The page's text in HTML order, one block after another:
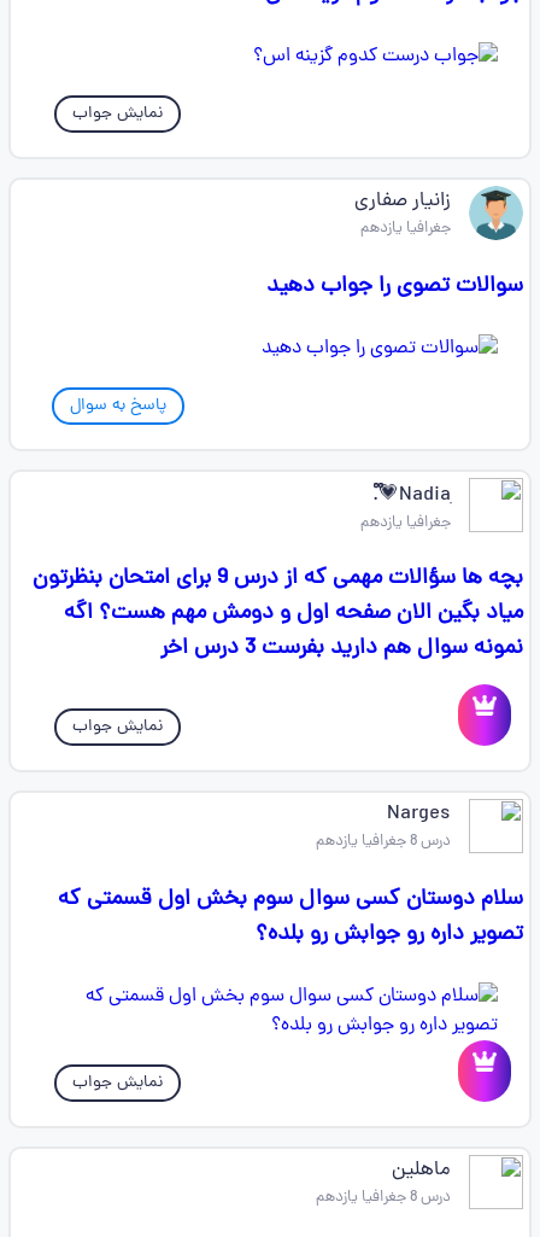
نمایش جواب
زانیار صفاری
جغرافیا یازدهم
سوالات تصوی را جواب دهید
پاسخ به سوال
Nadiaִ💗᪲᪲᪲.
جغرافیا یازدهم
بچه ها سؤالات مهمی که از درس 9 برای امتحان بنظرتون
میاد بگین الان صفحه اول و دومش مهم هست؟ اگه
نمونه سوال هم دارید بفرست 3 درس اخر
نمایش جواب
Narges
درس 8 جغرافیا یازدهم
سلام دوستان کسی سوال سوم بخش اول قسمتی که
تصویر داره رو جوابش رو بلده؟
نمایش جواب
ماهلین
درس 8 جغرافیا یازدهم